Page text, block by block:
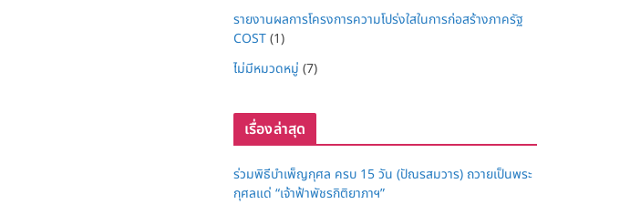
รายงานผลการโครงการความโปร่งใสในการก่อสร้างภาครัฐ
COST(1)
ไม่มีหมวดหมู่ (7)
เรื่องล่าสุด
ร่วมพิธีบำเพ็ญกุศล ครบ 15 วัน (ปัณรสมวาร) ถวายเป็นพระ
กุศลแด่ “เจ้าฟ้าพัชรกิติยาภาฯ”